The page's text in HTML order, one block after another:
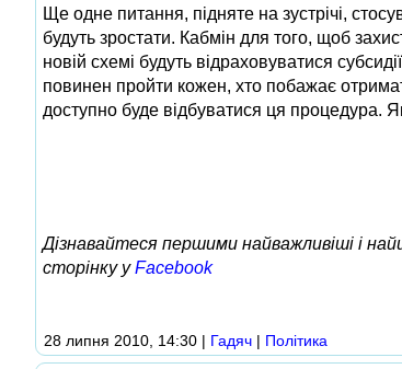
Ще одне питання, підняте на зустрічі,
будуть зростати. Кабмін для того, щоб
новій схемі будуть відраховуватися
повинен пройти кожен, хто побажає
доступно буде відбуватися ця процедура.
Дізнавайтеся першими найважливіші і
сторінку уFacebook
28 липня 2010, 14:30 | Гадяч | Політика